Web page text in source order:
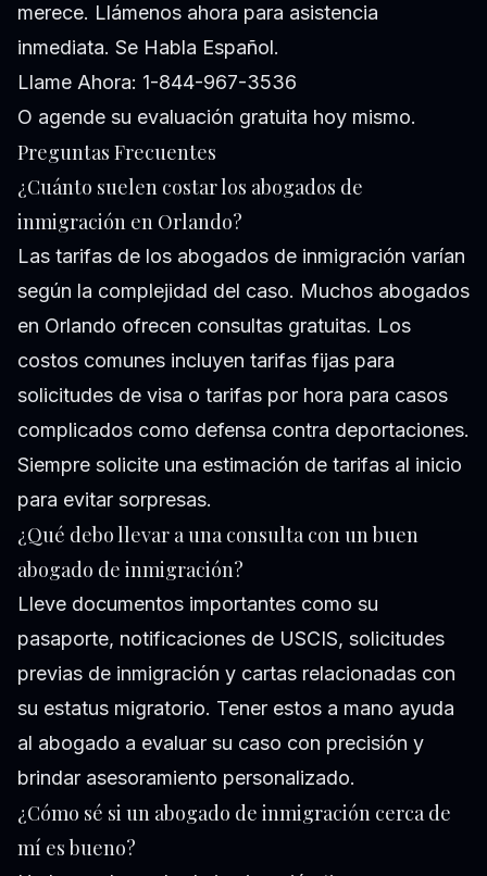
merece. Llámenos ahora para asistencia
inmediata. Se Habla Español.
Llame Ahora: 1-844-967-3536
O agende su evaluación gratuita hoy mismo.
Preguntas Frecuentes
¿Cuánto suelen costar los abogados de
inmigración en Orlando?
Las tarifas de los abogados de inmigración varían
según la complejidad del caso. Muchos abogados
en Orlando ofrecen consultas gratuitas. Los
costos comunes incluyen tarifas fijas para
solicitudes de visa o tarifas por hora para casos
complicados como defensa contra deportaciones.
Siempre solicite una estimación de tarifas al inicio
para evitar sorpresas.
¿Qué debo llevar a una consulta con un buen
abogado de inmigración?
Lleve documentos importantes como su
pasaporte, notificaciones de USCIS, solicitudes
previas de inmigración y cartas relacionadas con
su estatus migratorio. Tener estos a mano ayuda
al abogado a evaluar su caso con precisión y
brindar asesoramiento personalizado.
¿Cómo sé si un abogado de inmigración cerca de
mí es bueno?